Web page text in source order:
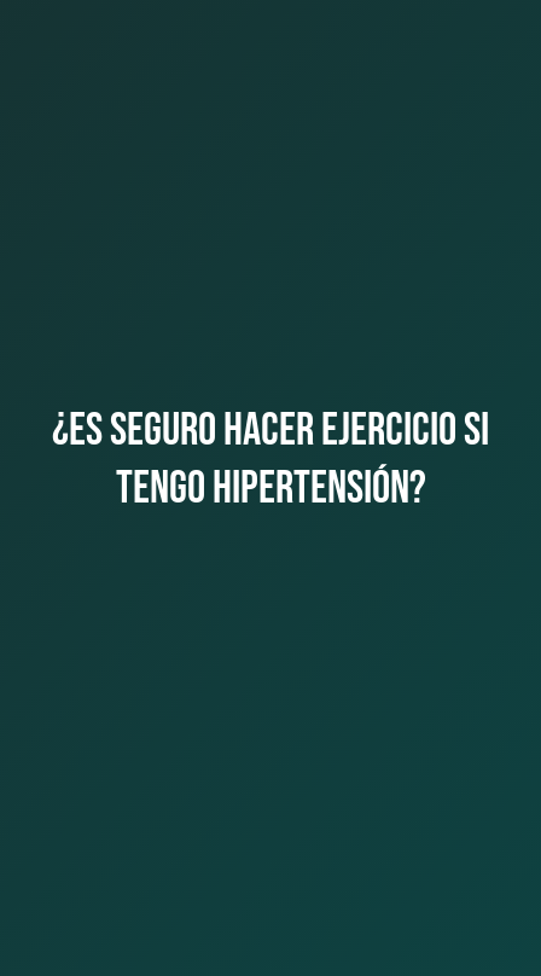
¿Es seguro hacer ejercicio si
tengo hipertensión?